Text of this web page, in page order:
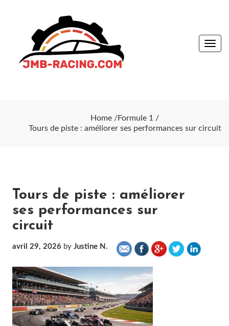
Toggle
Home
Formule 1
Tours de piste : améliorer ses performances sur circuit
Tours de piste : améliorer
ses performances sur
circuit
avril 29, 2026by Justine N.